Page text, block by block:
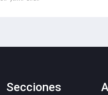
Secciones